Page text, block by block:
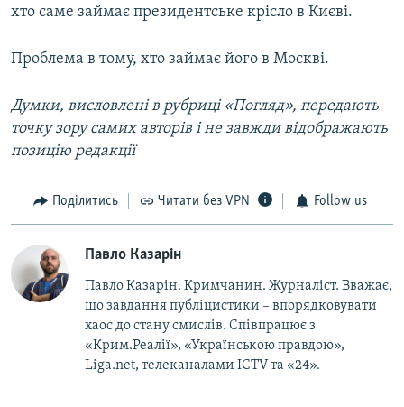
хто саме займає президентське крісло в Києві.
Проблема в тому, хто займає його в Москві.
Думки, висловлені в рубриці «Погляд», передають
точку зору самих авторів і не завжди відображають
позицію редакції
Поділитись Читати без VPN Follow us
Павло Казарін
Павло Казарін. Кримчанин. Журналіст. Вважає,
що завдання публіцистики – впорядковувати
хаос до стану смислів. Співпрацює з
«Крим.Реалії», «Українською правдою»,
Liga.net, телеканалами ICTV та «24».